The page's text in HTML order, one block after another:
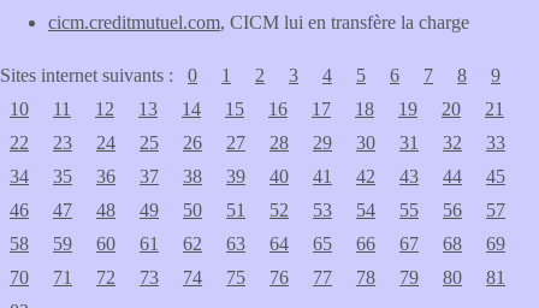
cicm.creditmutuel.com, CICM lui en transfère la charge
Sites internet suivants : 0 1 2 3 4 5 6 7 8
9
10
11 12 13 14 15 16 17 18 19 20
21
22
23 24 25 26 27 28 29 30 31 32
33
34
35 36 37 38 39 40 41 42 43 44
45
46
47 48 49 50 51 52 53 54 55 56
57
58
59 60 61 62 63 64 65 66 67 68
69
70
71 72 73 74 75 76 77 78 79 80
81